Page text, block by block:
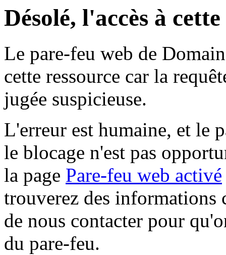
Désolé, l'accès à
Le pare-feu web de
cette ressource car la
jugée suspicieuse.
L'erreur est humaine, et le
le blocage n'est pas
la page Pare-feu web activé
trouverez des informations
de nous contacter pour
du pare-feu.